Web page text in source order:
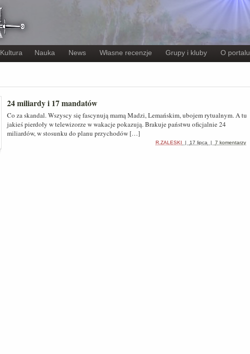
Kultura Nauka News Własne recenzje Grupy i kluby O portalu
24 miliardy i 17 mandatów
Co za skandal. Wszyscy się fascynują mamą Madzi, Lemańskim, ubojem rytualnym. A tu
jakieś pierdoły w telewizorze w wakacje pokazują. Brakuje państwu oficjalnie 24
miliardów, w stosunku do planu przychodów […]
R.ZALESKI | 17 lipca | 7 komentarzy